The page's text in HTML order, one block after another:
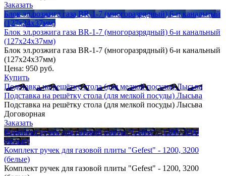
Заказать
Блок эл.розжига газа BR-1-7 (многоразрядный) 6-и канальный
(127х24х37мм)
Блок эл.розжига газа BR-1-7 (многоразрядный) 6-и канальный
(127х24х37мм)
Блок эл.розжига газа BR-1-7 (многоразрядный) 6-и канальный
(127х24х37мм)
Цена: 950 руб.
Купить
Подставка на решётку стола (для мелкой посуды) Лысьва
Подставка на решётку стола (для мелкой посуды) Лысьва
Подставка на решётку стола (для мелкой посуды) Лысьва
Договорная
Заказать
Комплект ручек для газовой плиты "Gefest" - 1200, 3200
(белые)
Комплект ручек для газовой плиты "Gefest" - 1200, 3200
(белые)
Комплект ручек для газовой плиты "Gefest" - 1200, 3200